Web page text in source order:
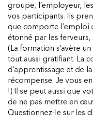
groupe, l’employeur,
vos participants. Ils
que comporte l’emploi
étonné par les ferveurs,
(La formation s’avère
tout aussi gratifiant. La
d’apprentissage et de
récompense. Je vous
!) Il se peut aussi que
de ne pas mettre en
Questionnez-le sur les